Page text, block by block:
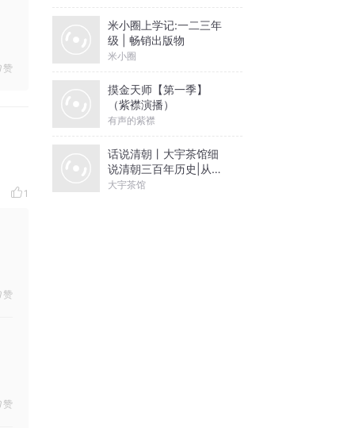
赞
1
赞
赞
米小圈上学记:一二三年
级 | 畅销出版物
米小圈
摸金天师【第一季】
（紫襟演播）
有声的紫襟
话说清朝丨大宇茶馆细
说清朝三百年历史|从努
尔哈赤到末代皇帝溥仪|
大宇茶馆